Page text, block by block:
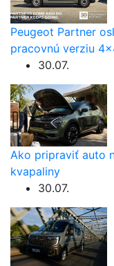
Peugeot Partner
pracovnú verziu
30.07.
Ako pripraviť auto
kvapaliny
30.07.